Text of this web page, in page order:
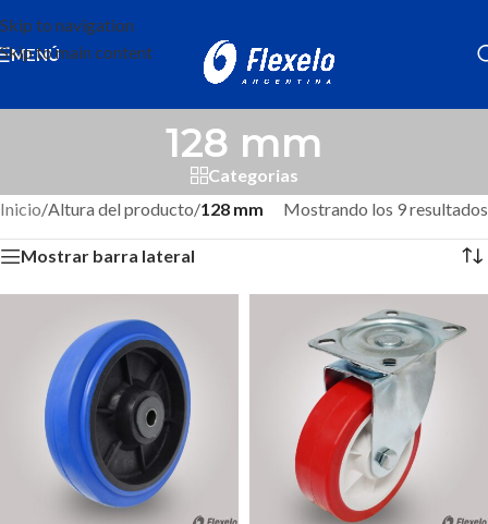
Skip to navigation
Skip to main content
MENÚ
128 mm
Categorias
Inicio/Altura del producto/128 mm Mostrando los 9 resultados
Mostrar barra lateral